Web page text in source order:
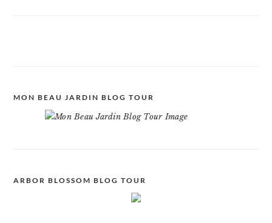
MON BEAU JARDIN BLOG TOUR
ARBOR BLOSSOM BLOG TOUR